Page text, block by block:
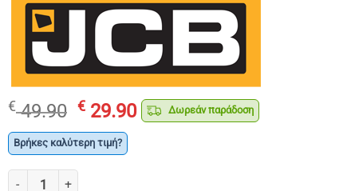
€49.90 Original
price
was:
€ 49.90.
€ 29.90Η
τρέχουσα
Δωρεάν παράδοση
Βρήκες καλύτερη τιμή?
ΜΑΚΡΙΑ ΚΑΣΤΑΝΙΑ ΜΕ ΣΠΑΣΤΗ ΚΕΦΑΛΗ 1/2" 750mm - JCB ποσότητα